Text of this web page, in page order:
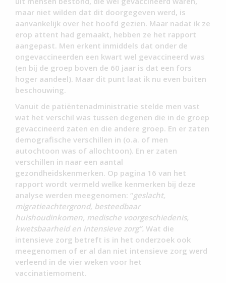
maar niet wilden dat dit doorgegeven werd, is
aanvankelijk over het hoofd gezien. Maar nadat ik ze
erop attent had gemaakt, hebben ze het rapport
aangepast. Men erkent inmiddels dat onder de
ongevaccineerden een kwart wel gevaccineerd was
(en bij de groep boven de 60 jaar is dat een fors
hoger aandeel). Maar dit punt laat ik nu even buiten
beschouwing.
Vanuit de patiëntenadministratie stelde men vast
wat het verschil was tussen degenen die in de groep
gevaccineerd zaten en die andere groep. En er zaten
demografische verschillen in (o.a. of men
autochtoon was of allochtoon). En er zaten
verschillen in naar een aantal
gezondheidskenmerken. Op pagina 16 van het
rapport wordt vermeld welke kenmerken bij deze
analyse werden meegenomen: “geslacht,
migratieachtergrond, besteedbaar
huishoudinkomen, medische voorgeschiedenis,
kwetsbaarheid en intensieve zorg”. Wat die
intensieve zorg betreft is in het onderzoek ook
meegenomen of er al dan niet intensieve zorg werd
verleend in de vier weken voor het
vaccinatiemoment.